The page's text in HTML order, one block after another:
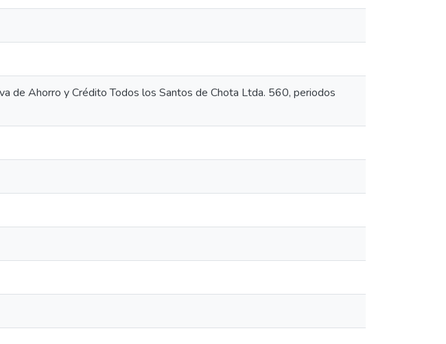
de Ahorro y Crédito Todos los Santos de Chota Ltda. 560, periodos